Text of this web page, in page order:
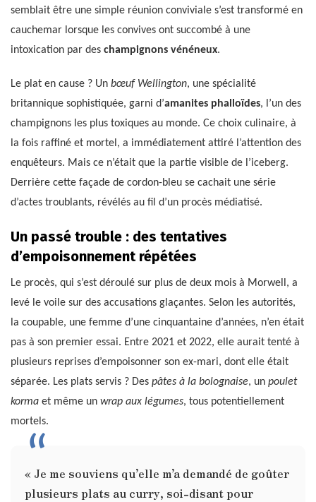
semblait être une simple réunion conviviale s’est transformé en
cauchemar lorsque les convives ont succombé à une
intoxication par des champignons vénéneux.
Le plat en cause ? Un bœuf Wellington, une spécialité
britannique sophistiquée, garni d’amanites phalloïdes, l’un des
champignons les plus toxiques au monde. Ce choix culinaire, à
la fois raffiné et mortel, a immédiatement attiré l’attention des
enquêteurs. Mais ce n’était que la partie visible de l’iceberg.
Derrière cette façade de cordon-bleu se cachait une série
d’actes troublants, révélés au fil d’un procès médiatisé.
Un passé trouble : des tentatives
d’empoisonnement répétées
Le procès, qui s’est déroulé sur plus de deux mois à Morwell, a
levé le voile sur des accusations glaçantes. Selon les autorités,
la coupable, une femme d’une cinquantaine d’années, n’en était
pas à son premier essai. Entre 2021 et 2022, elle aurait tenté à
plusieurs reprises d’empoisonner son ex-mari, dont elle était
séparée. Les plats servis ? Des pâtes à la bolognaise, un poulet
korma et même un wrap aux légumes, tous potentiellement
mortels.
« Je me souviens qu’elle m’a demandé de goûter
plusieurs plats au curry, soi-disant pour